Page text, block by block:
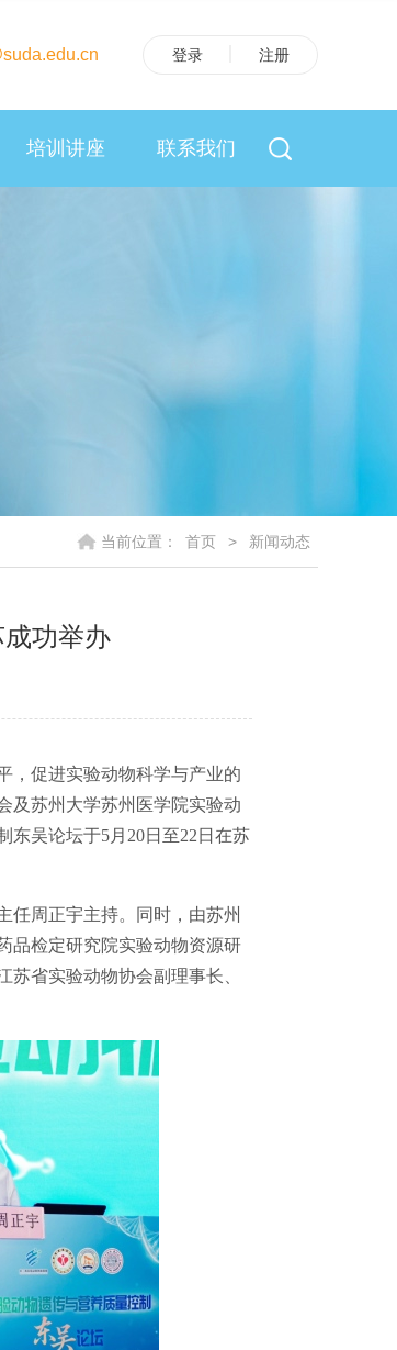
登录 注册
培训讲座 联系我们
当前位置： 首页 > 新闻动态
功举办
，促进实验动物科学与产业的
及苏州大学苏州医学院实验动
东吴论坛于5月20日至22日在苏
任周正宇主持。同时，由苏州
品检定研究院实验动物资源研
省实验动物协会副理事长、